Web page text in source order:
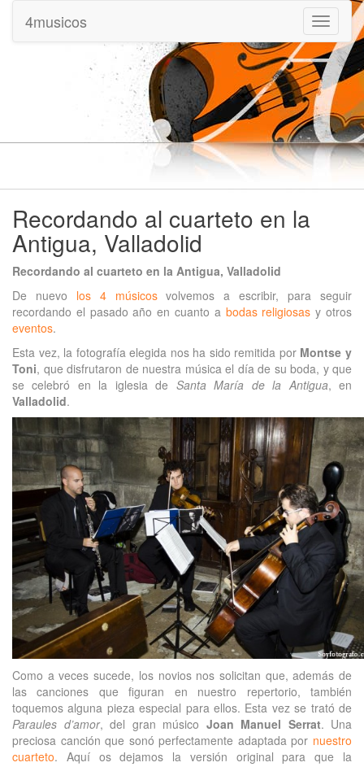
Mostrar
menu
4musicos
Recordando al cuarteto en la
Antigua, Valladolid
Recordando al cuarteto en la Antigua, Valladolid
De nuevo los 4 músicosvolvemos a escribir, para seguir
recordando el pasado año en cuanto a bodas religiosas y otros
eventos.
Esta vez, la fotografía elegida nos ha sido remitida por Montse y
Toni, que disfrutaron de nuestra música el día de su boda, y que
se celebró en la iglesia de Santa María de la Antigua, en
Valladolid.
Como a veces sucede, los novios nos solicitan que, además de
las canciones que figuran en nuestro repertorio, también
toquemos alguna pieza especial para ellos. Esta vez se trató de
Paraules d’amor, del gran músico Joan Manuel Serrat. Una
preciosa canción que sonó perfectamente adaptada por nuestro
cuarteto. Aquí os dejamos la versión original para que la